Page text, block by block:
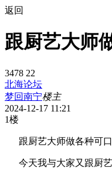
返回
跟厨艺大师
3478 22
北海论坛
梦回南宁楼主
2024-12-17 11:21
1楼
跟厨艺大师做各种可
今天我与大家又跟厨